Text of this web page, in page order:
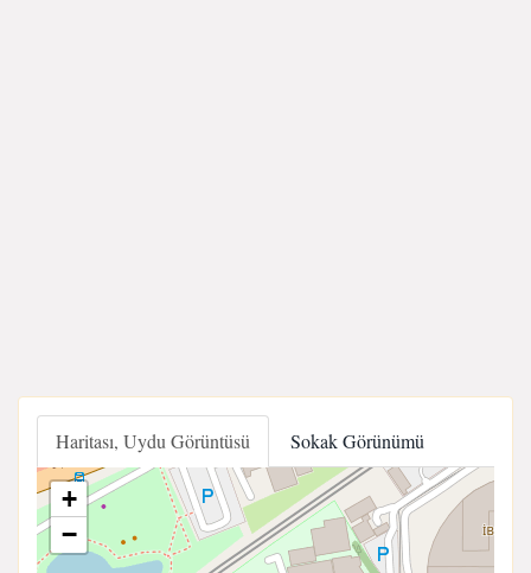
Haritası, Uydu Görüntüsü Sokak Görünümü
+
−